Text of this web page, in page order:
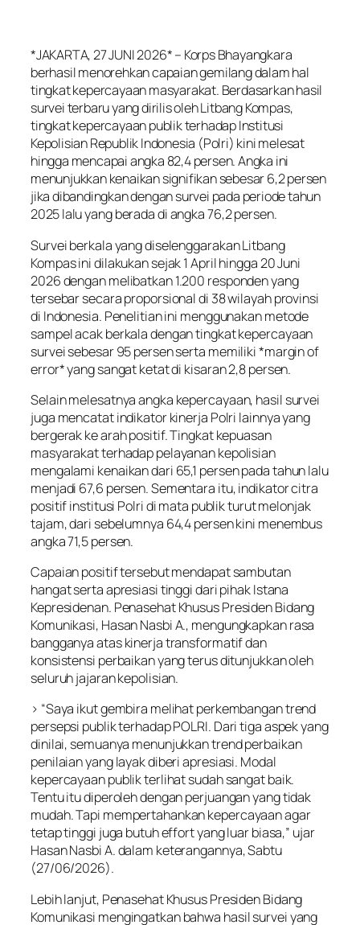
*JAKARTA, 27 JUNI 2026* – Korps Bhayangkara
berhasil menorehkan capaian gemilang dalam hal
tingkat kepercayaan masyarakat. Berdasarkan hasil
survei terbaru yang dirilis oleh Litbang Kompas,
tingkat kepercayaan publik terhadap Institusi
Kepolisian Republik Indonesia (Polri) kini melesat
hingga mencapai angka 82,4 persen. Angka ini
menunjukkan kenaikan signifikan sebesar 6,2 persen
jika dibandingkan dengan survei pada periode tahun
2025 lalu yang berada di angka 76,2 persen.
Survei berkala yang diselenggarakan Litbang
Kompas ini dilakukan sejak 1 April hingga 20 Juni
2026 dengan melibatkan 1.200 responden yang
tersebar secara proporsional di 38 wilayah provinsi
di Indonesia. Penelitian ini menggunakan metode
sampel acak berkala dengan tingkat kepercayaan
survei sebesar 95 persen serta memiliki *margin of
error* yang sangat ketat di kisaran 2,8 persen.
Selain melesatnya angka kepercayaan, hasil survei
juga mencatat indikator kinerja Polri lainnya yang
bergerak ke arah positif. Tingkat kepuasan
masyarakat terhadap pelayanan kepolisian
mengalami kenaikan dari 65,1 persen pada tahun lalu
menjadi 67,6 persen. Sementara itu, indikator citra
positif institusi Polri di mata publik turut melonjak
tajam, dari sebelumnya 64,4 persen kini menembus
angka 71,5 persen.
Capaian positif tersebut mendapat sambutan
hangat serta apresiasi tinggi dari pihak Istana
Kepresidenan. Penasehat Khusus Presiden Bidang
Komunikasi, Hasan Nasbi A., mengungkapkan rasa
bangganya atas kinerja transformatif dan
konsistensi perbaikan yang terus ditunjukkan oleh
seluruh jajaran kepolisian.
> “Saya ikut gembira melihat perkembangan trend
persepsi publik terhadap POLRI. Dari tiga aspek yang
dinilai, semuanya menunjukkan trend perbaikan
penilaian yang layak diberi apresiasi. Modal
kepercayaan publik terlihat sudah sangat baik.
Tentu itu diperoleh dengan perjuangan yang tidak
mudah. Tapi mempertahankan kepercayaan agar
tetap tinggi juga butuh effort yang luar biasa,” ujar
Hasan Nasbi A. dalam keterangannya, Sabtu
(27/06/2026).
Lebih lanjut, Penasehat Khusus Presiden Bidang
Komunikasi mengingatkan bahwa hasil survei yang